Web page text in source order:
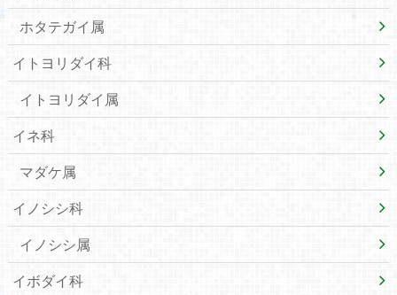
ホタテガイ属
イトヨリダイ科
イトヨリダイ属
イネ科
マダケ属
イノシシ科
イノシシ属
イボダイ科